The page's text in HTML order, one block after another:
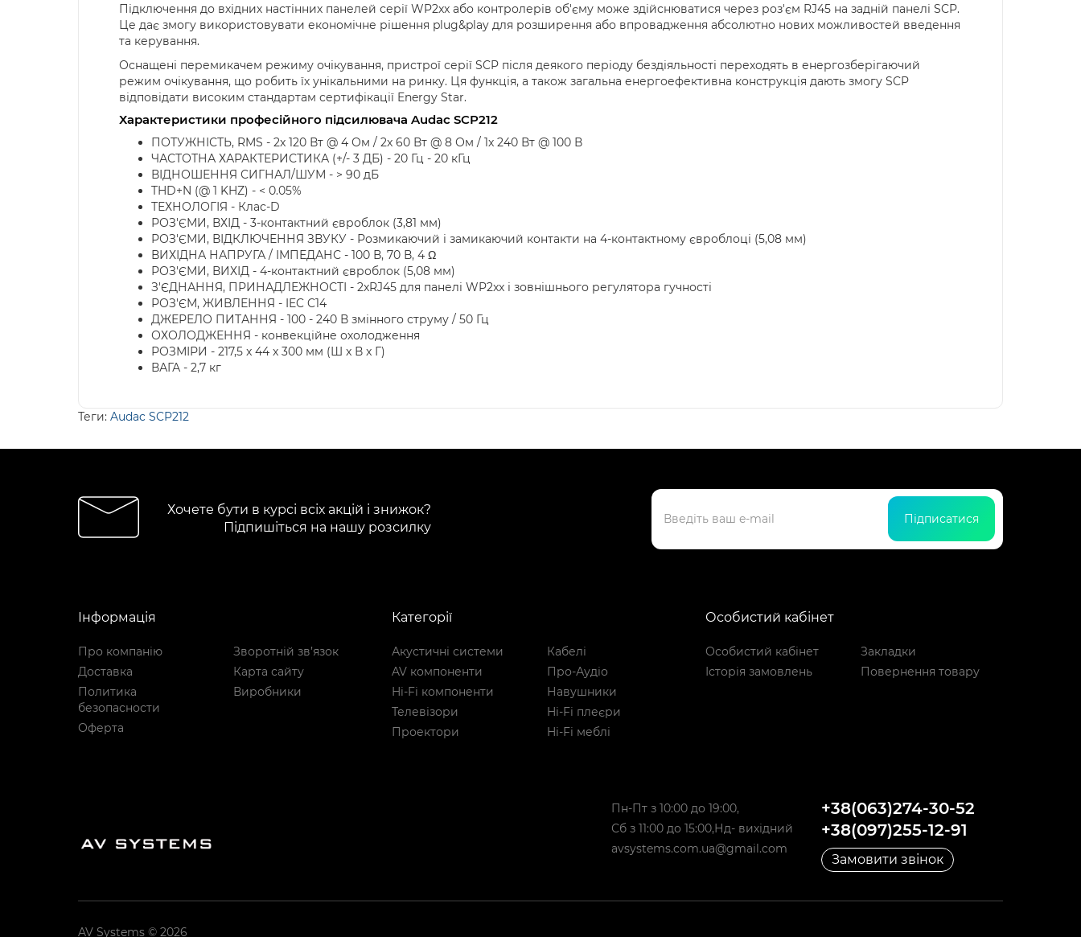
Підключення до вхідних настінних панелей серії WP2xx або контролерів об'єму може здійснюватися через роз'єм RJ45 на задній панелі SCP.
Це дає змогу використовувати економічне рішення plug&play для розширення або впровадження абсолютно нових можливостей введення
та керування.
Оснащені перемикачем режиму очікування, пристрої серії SCP після деякого періоду бездіяльності переходять в енергозберігаючий
режим очікування, що робить їх унікальними на ринку. Ця функція, а також загальна енергоефективна конструкція дають змогу SCP
відповідати високим стандартам сертифікації Energy Star.
Характеристики професійного підсилювача Audac SCP212
ПОТУЖНІСТЬ, RMS - 2x 120 Вт @ 4 Ом / 2x 60 Вт @ 8 Ом / 1x 240 Вт @ 100 В
ЧАСТОТНА ХАРАКТЕРИСТИКА (+/- 3 ДБ) - 20 Гц - 20 кГц
ВІДНОШЕННЯ СИГНАЛ/ШУМ - > 90 дБ
THD+N (@ 1 KHZ) - < 0.05%
ТЕХНОЛОГІЯ - Клас-D
РОЗ'ЄМИ, ВХІД - 3-контактний євроблок (3,81 мм)
РОЗ'ЄМИ, ВІДКЛЮЧЕННЯ ЗВУКУ - Розмикаючий і замикаючий контакти на 4-контактному євроблоці (5,08 мм)
ВИХІДНА НАПРУГА / ІМПЕДАНС - 100 В, 70 В, 4 Ω
РОЗ'ЄМИ, ВИХІД - 4-контактний євроблок (5,08 мм)
З'ЄДНАННЯ, ПРИНАДЛЕЖНОСТІ - 2xRJ45 для панелі WP2xx і зовнішнього регулятора гучності
РОЗ'ЄМ, ЖИВЛЕННЯ - IEC C14
ДЖЕРЕЛО ПИТАННЯ - 100 - 240 В змінного струму / 50 Гц
ОХОЛОДЖЕННЯ - конвекційне охолодження
РОЗМІРИ - 217,5 x 44 x 300 мм (Ш x В x Г)
ВАГА - 2,7 кг
Теги: Audac SCP212
Хочете бути в курсі всіх акцій і знижок?
Підпишіться на нашу розсилку
Підписатися
Інформація
Про компанію
Доставка
Политика
безопасности
Оферта
Зворотній зв’язок
Карта сайту
Виробники
Категорії
Акустичні системи
AV компоненти
Hi-Fi компоненти
Телевізори
Проектори
Кабелі
Про-Аудіо
Навушники
Hi-Fi плеєри
Hi-Fi меблі
Особистий кабінет
Особистий кабінет
Історія замовлень
Закладки
Повернення товару
Пн-Пт з 10:00 до 19:00,
Сб з 11:00 до 15:00,Нд- вихідний
avsystems.com.ua@gmail.com
+38(063)274-30-52
+38(097)255-12-91
Замовити звінок
AV Systems © 2026